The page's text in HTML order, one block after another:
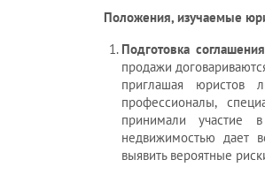
Положения, изучаемые
Подготовка
продажи
приглашая юристов
профессионалы,
принимали участие
недвижимостью дает
выявить вероятные